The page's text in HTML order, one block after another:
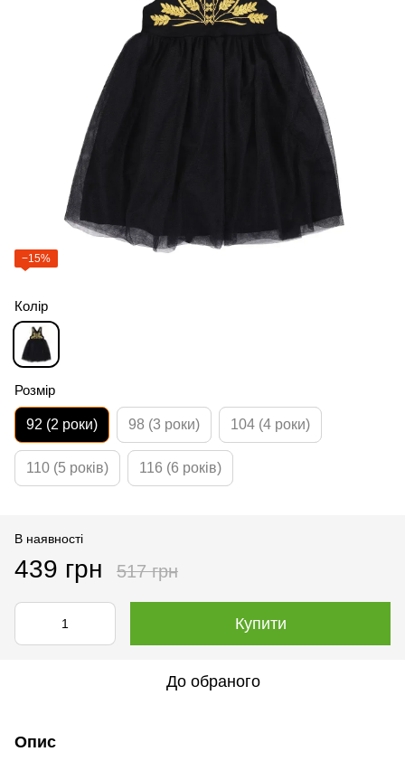
−15%
Колір
Розмір
92 (2 роки) 98 (3 роки) 104 (4 роки)
110 (5 років) 116 (6 років)
В наявності
439 грн 517 грн
Купити
До обраного
Опис